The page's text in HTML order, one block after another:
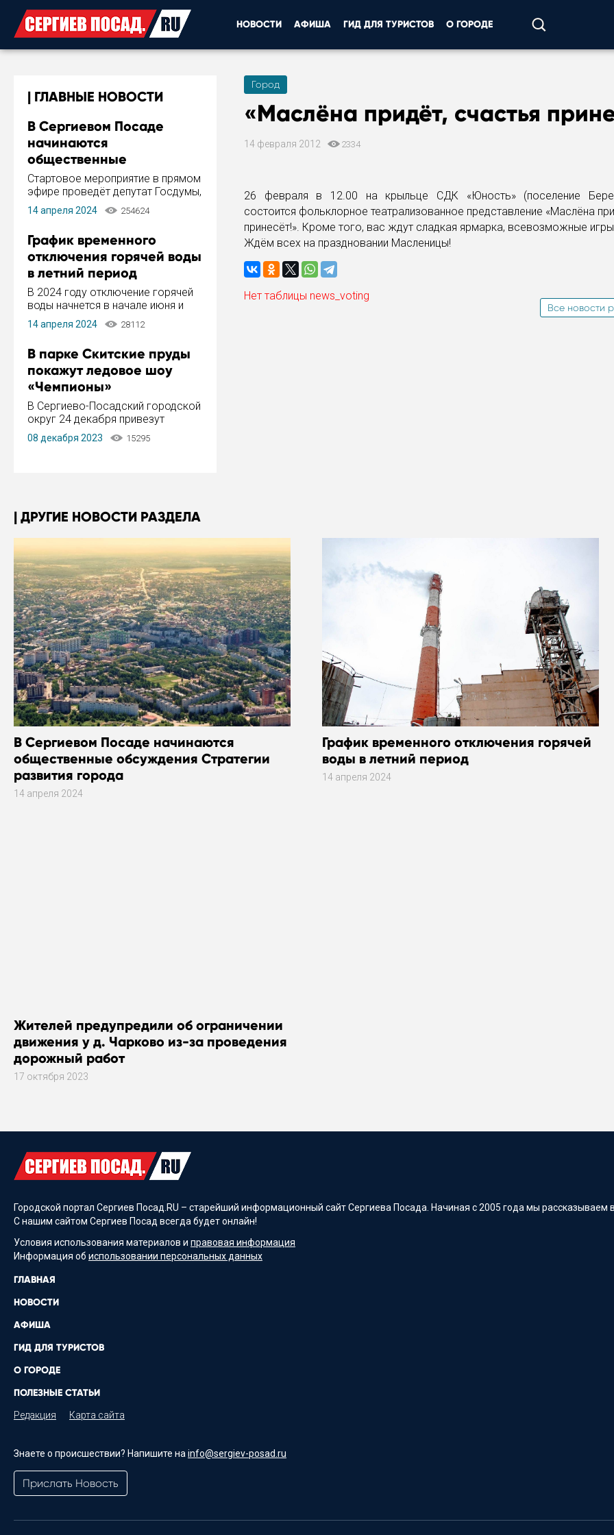
НОВОСТИ АФИША ГИД ДЛЯ ТУРИСТОВ О ГОРОДЕ
ГЛАВНЫЕ НОВОСТИ
В Сергиевом Посаде
начинаются
общественные
обсуждения Стратегии
развития города
Стартовое мероприятие в прямом
эфире проведёт депутат Госдумы,
инициатор и автор Концепции
развития Сергиева Посада и
Пахомов.
14 апреля 2024 254624
График временного
отключения горячей воды
в летний период
В 2024 году отключение горячей
воды начнется в начале июня и
завершится в конце августа.
Период отключения составит не
14 апреля 2024 28112
В парке Скитские пруды
покажут ледовое шоу
«Чемпионы»
В Сергиево-Посадский городской
округ 24 декабря привезут
ледовый тур «Чемпионы»
заслуженного мастера спорта,
08 декабря 2023 15295
Город
«Маслёна придёт, счастья
14 февраля 2012 2334
26 февраля в 12.00 на крыльце СДК «Юность» (поселение
состоится фольклорное театрализованное представление «Маслёна
принесёт!». Кроме того, вас ждут сладкая ярмарка, всевозможные
Ждём всех на праздновании Масленицы!
Нет таблицы news_voting
Все новости
ДРУГИЕ НОВОСТИ РАЗДЕЛА
В Сергиевом Посаде начинаются
общественные обсуждения Стратегии
развития города
14 апреля 2024
График временного отключения горячей
воды в летний период
14 апреля 2024
Жителей предупредили об ограничении
движения у д. Чарково из-за проведения
дорожный работ
17 октября 2023
Городской портал Сергиев Посад.RU – старейший информационный сайт Сергиева Посада. Начиная с 2005 года мы
С нашим сайтом Сергиев Посад всегда будет онлайн!
Условия использования материалов и правовая информация
Информация об использовании персональных данных
ГЛАВНАЯ
НОВОСТИ
АФИША
ГИД ДЛЯ ТУРИСТОВ
О ГОРОДЕ
ПОЛЕЗНЫЕ СТАТЬИ
Редакция Карта сайта
Знаете о происшествии? Напишите на info@sergiev-posad.ru
Прислать Новость